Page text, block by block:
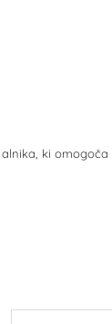
ki